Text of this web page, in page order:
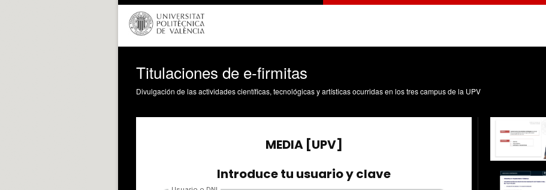
Titulaciones de e-firmitas
Divulgación de las actividades científicas, tecnológicas y artísticas ocurridas en los tres campus de la UPV